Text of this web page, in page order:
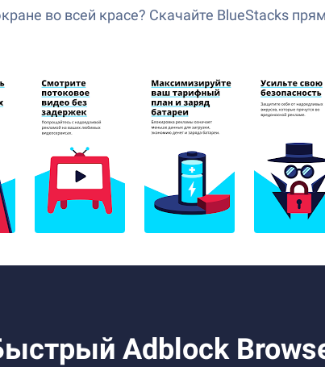
во всей красе? Скачайте BlueStacks
Adblock